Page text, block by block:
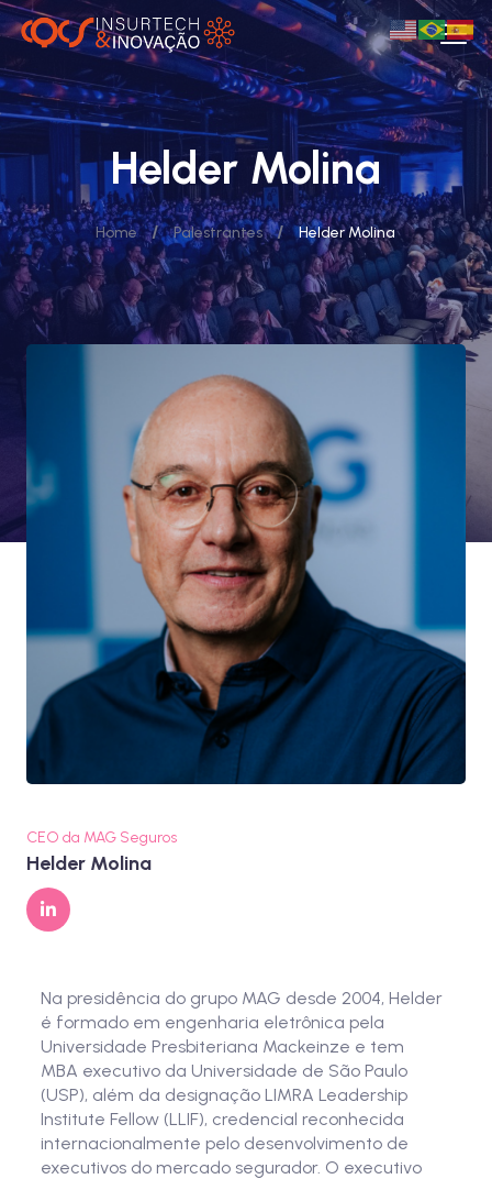
Helder Molina
Home / Palestrantes / Helder Molina
CEO da MAG Seguros
Helder Molina
Na presidência do grupo MAG desde 2004, Helder
é formado em engenharia eletrônica pela
Universidade Presbiteriana Mackeinze e tem
MBA executivo da Universidade de São Paulo
(USP), além da designação LIMRA Leadership
Institute Fellow (LLIF), credencial reconhecida
internacionalmente pelo desenvolvimento de
executivos do mercado segurador. O executivo